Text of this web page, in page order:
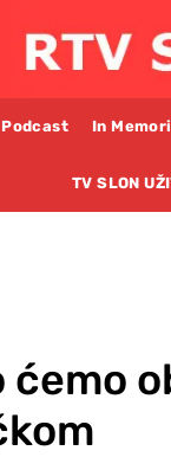
Podcast In
TV SLON
ćemo